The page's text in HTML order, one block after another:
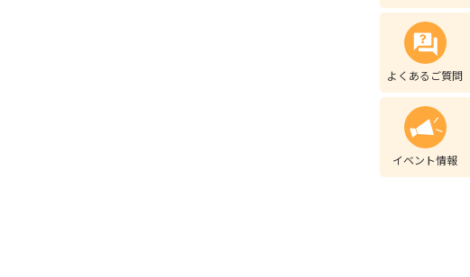
よくあるご質問
イベント情報